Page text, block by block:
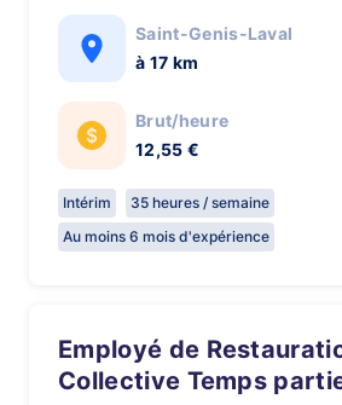
Saint-Genis-Laval
à 17 km
Brut/heure
12,55 €
Intérim
35 heures / semaine
Au moins 6 mois d'expérience
Employé de Restauration
Collective Temps